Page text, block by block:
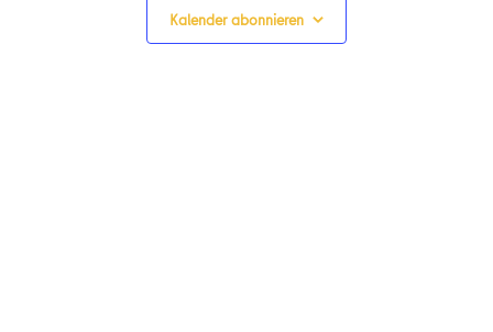
Kalender abonnieren